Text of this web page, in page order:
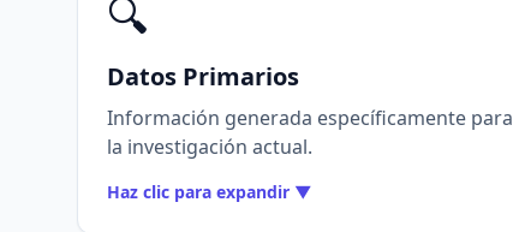
🔍
Datos Primarios
Información generada específicamente para
la investigación actual.
Haz clic para expandir ▼